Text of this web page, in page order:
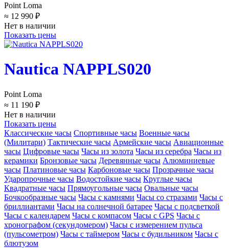
Point Loma
≈ 12 990 ₽
Нет в наличии
Показать цены
Nautica NAPPLS020
Point Loma
≈ 11 190 ₽
Нет в наличии
Показать цены
Классические часы Спортивные часы Военные часы
(Милитари) Тактические часы Армейские часы Авиационные
часы Цифровые часы Часы из золота Часы из серебра Часы из
керамики Бронзовые часы Деревянные часы Алюминиевые
часы Платиновые часы Карбоновые часы Прозрачные часы
Ударопрочные часы Водостойкие часы Круглые часы
Квадратные часы Прямоугольные часы Овальные часы
Бочкообразные часы Часы с камнями Часы со стразами Часы с
бриллиантами Часы на солнечной батарее Часы с подсветкой
Часы с календарем Часы с компасом Часы с GPS Часы с
хронографом (секундомером) Часы с измерением пульса
(пульсометром) Часы с таймером Часы с будильником Часы с
блютузом